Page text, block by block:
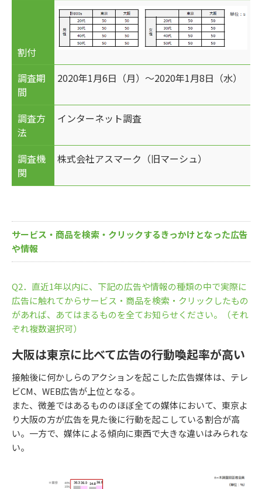
割付
調査期
間
2020年1月6日（月）～2020年1月8日（水）
調査方
法
インターネット調査
調査機
関
株式会社アスマーク（旧マーシュ）
サービス・商品を検索・クリックするきっかけとなった広告
や情報
Q2．直近1年以内に、下記の広告や情報の種類の中で実際に
広告に触れてからサービス・商品を検索・クリックしたもの
があれば、あてはまるものを全てお知らせください。（それ
ぞれ複数選択可）
大阪は東京に比べて広告の行動喚起率が高い
接触後に何かしらのアクションを起こした広告媒体は、テレ
ビCM、WEB広告が上位となる。
また、微差ではあるもののほぼ全ての媒体において、東京よ
り大阪の方が広告を見た後に行動を起こしている割合が高
い。一方で、媒体による傾向に東西で大きな違いはみられな
い。